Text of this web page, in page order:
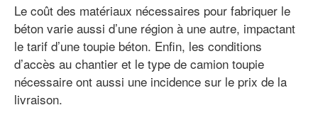
Le coût des matériaux nécessaires pour fabriquer le
béton varie aussi d’une région à une autre, impactant
le tarif d’une toupie béton. Enfin, les conditions
d’accès au chantier et le type de camion toupie
nécessaire ont aussi une incidence sur le prix de la
livraison.